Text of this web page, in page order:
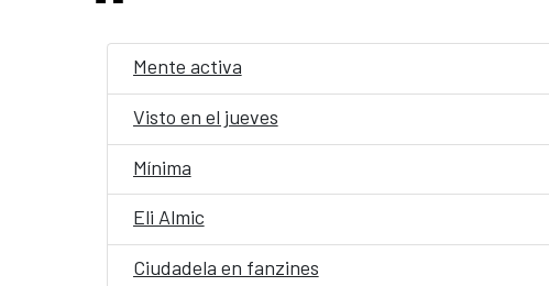
Mente activa
Visto en el jueves
Mínima
Eli Almic
Ciudadela en fanzines